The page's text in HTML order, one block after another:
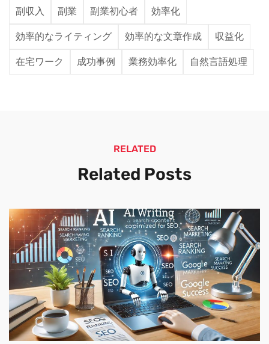
副収入 副業 副業初心者 効率化
効率的なライティング 効率的な文章作成 収益化
在宅ワーク 成功事例 業務効率化 自然言語処理
RELATED
Related Posts